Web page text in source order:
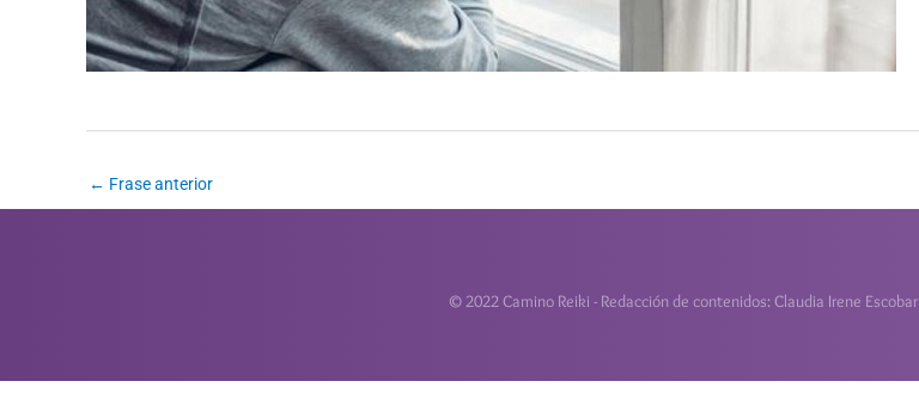
← Frase anterior
© 2022 Camino Reiki - Redacción de contenidos: Claudia Irene Escobar